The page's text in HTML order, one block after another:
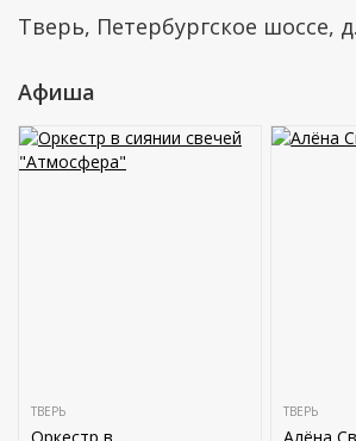
Тверь, Петербургское шоссе,
Афиша
ТВЕРЬ ТВЕРЬ